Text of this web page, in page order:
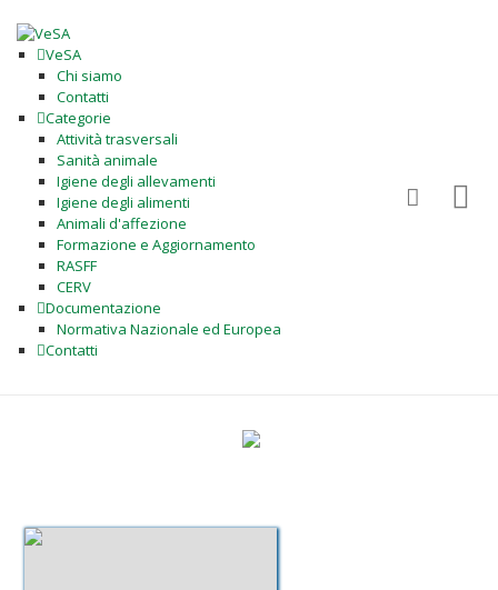
VeSA
Chi siamo
Contatti
Categorie
Attività trasversali
Sanità animale
Igiene degli allevamenti
Igiene degli alimenti
Animali d'affezione
Formazione e Aggiornamento
RASFF
CERV
Documentazione
Normativa Nazionale ed Europea
Contatti